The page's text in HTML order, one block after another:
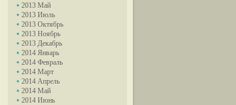
2013 Май
2013 Июль
2013 Октябрь
2013 Ноябрь
2013 Декабрь
2014 Январь
2014 Февраль
2014 Март
2014 Апрель
2014 Май
2014 Июнь